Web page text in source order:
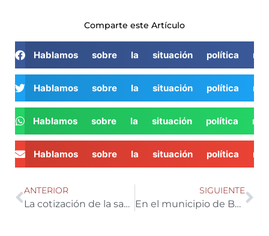
Comparte este Artículo
Hablamos sobre la situación política
Hablamos sobre la situación política
Hablamos sobre la situación política
Hablamos sobre la situación política
ANTERIOR
La cotización de la sandía ha caído en el campo, precisamente coincidiendo con la llegada del calor
SIGUIENTE
En el municipio de Berja ya da comienzo la siembra de pimiento temprano